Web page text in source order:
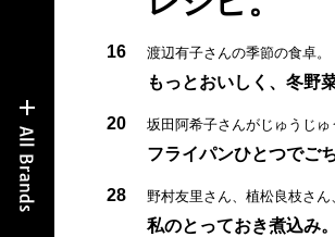
16 渡辺有子さんの季節の食卓。
もっとおいしく、冬野菜
20 坂田阿希子さんがじゅうじゅ
フライパンひとつでご
28 野村友里さん、植松良枝さん
私のとっておき煮込み。